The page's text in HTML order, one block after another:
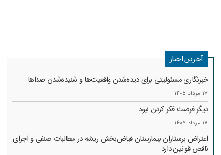
آخرین اخبار
خبرنگاری مسئولیتی برای دیده‌شدن واقعیت‌ها و شنیده‌شدن صداها
17 مرداد 1405
دیگر فرصت فکر کردن نبود
17 مرداد 1405
اعتراض پرستاران بیمارستان فیاض‌بخش ریشه در مطالبات صنفی و اجرای
ناقص قوانین دارد